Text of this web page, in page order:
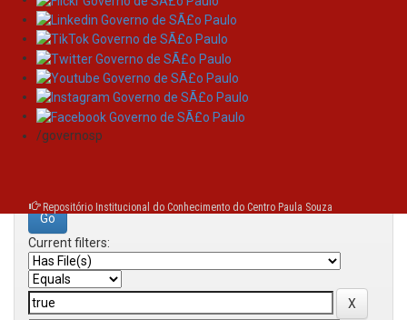
Skip
navigation
/governosp
Repositório Institucional do Conhecimento do Centro Paula Souza
Search
Search:
Current filters: